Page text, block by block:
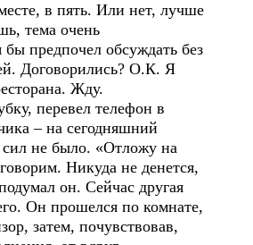
в пять. Или нет, лучше
тема очень
предпочел обсуждать без
Договорились? О.К. Я
Жду.
перевел телефон в
– на сегодняшний
сил не было. «Отложу на
Никуда не денется,
он. Сейчас другая
Он прошелся по комнате,
затем, почувствовав,